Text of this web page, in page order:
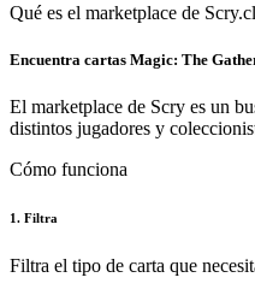
Qué es el marketplace de Scry.cl
Encuentra cartas Magic: The
El marketplace de Scry es un
distintos jugadores y
Cómo funciona
1. Filtra
Filtra el tipo de carta que